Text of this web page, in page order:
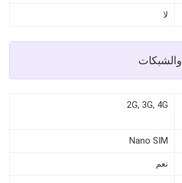
لا
والشبكات
2G, 3G, 4G
Nano SIM
نعم